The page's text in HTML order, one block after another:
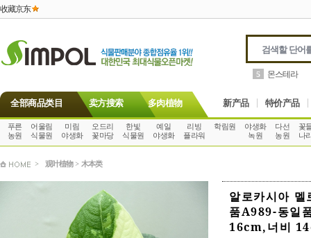
收藏京东
6 필로덴드론
全部商品类目 卖方搜索 多肉植物 新产品 特价产品
푸른
농원
어울림
식물원
미림
야생화
오드리
꽃마당
한빛
식물원
예일
야생화
리빙
플라워
학림원
야생화
녹원
다선
농원
꽃
나
> 观叶植物 > 木本类
알로카시아
품A989-동일
16cm,너비